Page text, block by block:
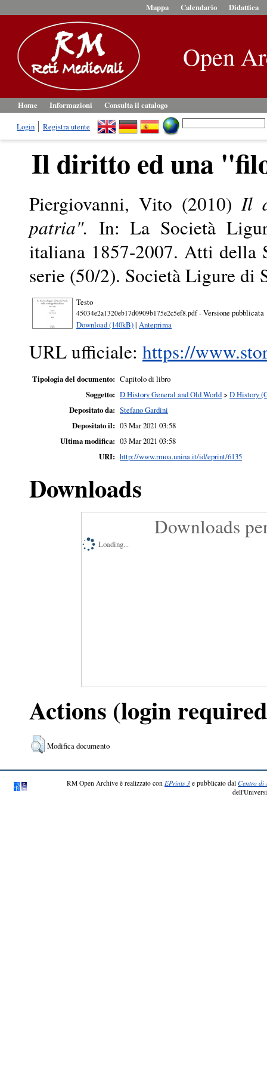
Mappa Calendario Didattica
Open
Home Informazioni
Consulta il catalogo
Login
Registra utente
Il diritto ed una
Piergiovanni, Vito (2010)Il
patria". In: La Società
italiana 1857-2007. Atti della
serie (50/2). Società Ligure di
Testo
45034e2a1320eb17d0909b175e2c5ef8.pdf- Versione pubblicata
Download (140kB)| Anteprima
URL ufficiale: https://
Tipologia del documento: Capitolo di libro
Soggetto: D History General and Old World> D History
Depositato da: Stefano Gardini
Depositato il: 03 Mar 2021 03:58
Ultima modifica: 03 Mar 2021 03:58
URI: http://www.rmoa.unina.it/id/eprint/6135
Downloads
Downloads
Loading...
Actions (login
Modifica documento
RM Open Archive è realizzato con EPrints 3 e pubblicato dal Centro di